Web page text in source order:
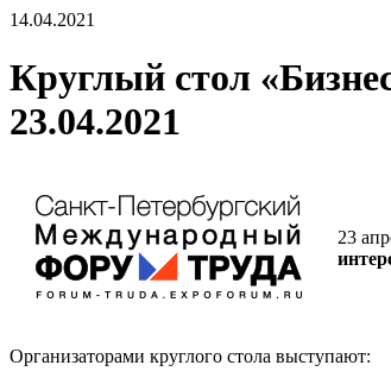
14.04.2021
Круглый стол
23.04.2021
23
Организаторами круглого стола выступают: